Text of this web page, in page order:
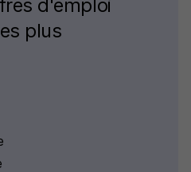
d'emploi
plus